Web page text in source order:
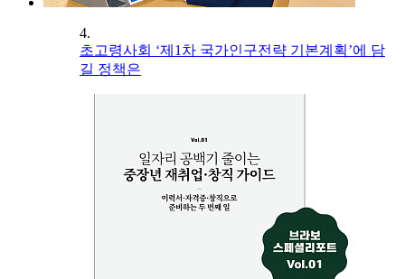
4.
초고령사회 ‘제1차 국가인구전략 기본계획’에 담
길 정책은